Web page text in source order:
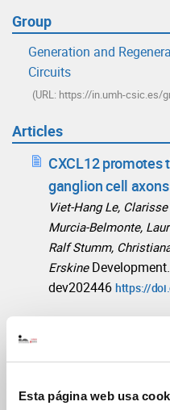
Esta página web usa
Group
Generation and
Circuits
(URL: https://in.umh-csic.es/
Articles
CXCL12 promotes
ganglion cell
Viet-Hang Le,
Murcia-Belmonte,
Ralf Stumm,
Erskine Development.
dev202446 https://
Functional
Bribián A, Medina-